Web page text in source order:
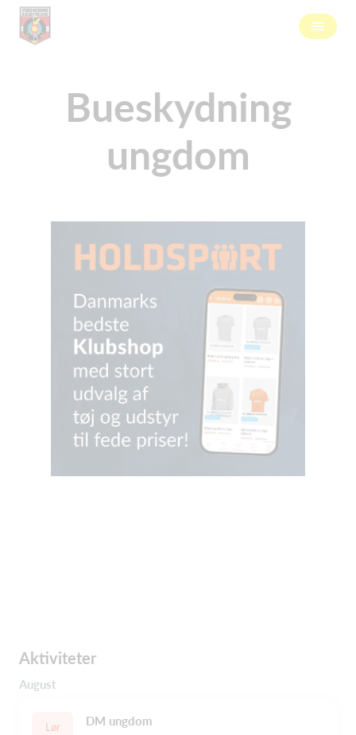
Bueskydning
ungdom
Aktiviteter
August
Lør DM ungdom